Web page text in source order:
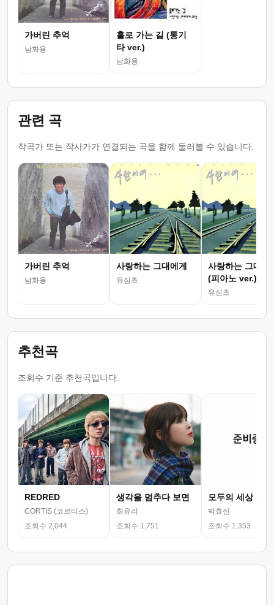
가버린 추억
남화용
홀로 가는 길 (통기
타 ver.)
남화용
관련 곡
작곡가 또는 작사가가 연결되는 곡을 함께 둘러볼 수 있습니다.
가버린 추억
남화용
사랑하는 그대에게
유심초
사랑하는 그대에
(피아노 ver.)
유심초
추천곡
조회수 기준 추천곡입니다.
REDRED
CORTIS (코르티스)
조회수 2,044
생각을 멈추다 보면
최유리
조회수 1,751
모두의 세상 (뮤
박효신
조회수 1,353